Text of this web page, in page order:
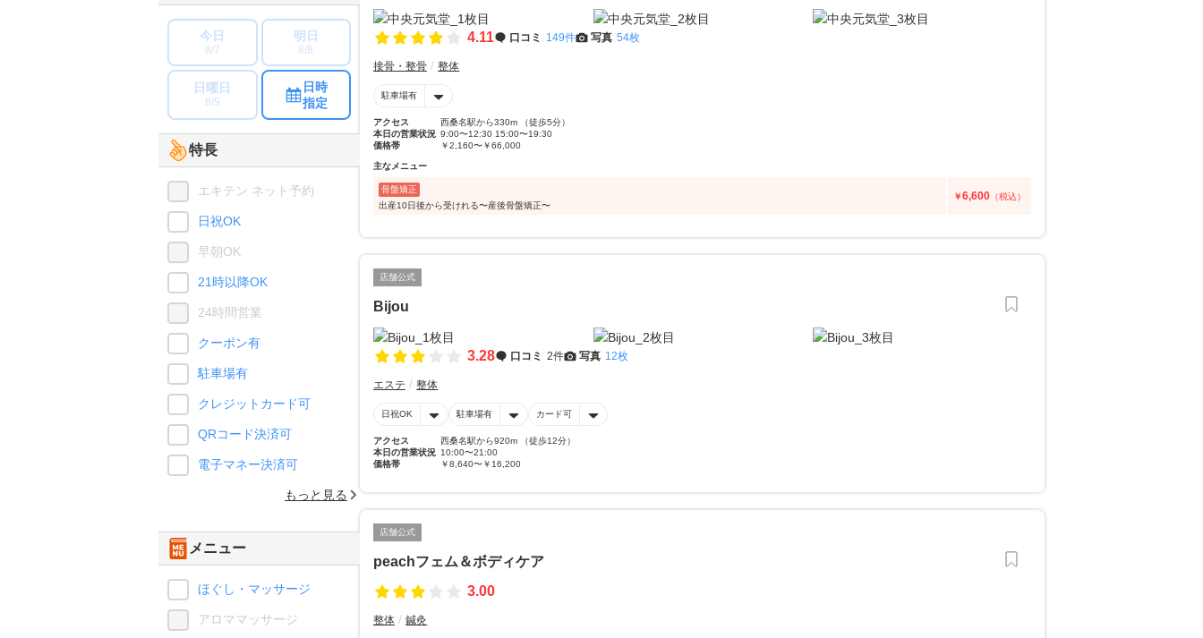
4.11 口コミ 149件 写真 54枚
接骨・整骨 整体
駐車場有
アクセス
西桑名駅から330m （徒歩5分）
本日の営業状況 9:00〜12:30 15:00〜19:30
価格帯
￥2,160〜￥66,000
主なメニュー
骨盤矯正
出産10日後から受けれる〜産後骨盤矯正〜
￥6,600 （税込）
店舗公式
Bijou
3.28 口コミ 2件 写真 12枚
エステ 整体
日祝OK 駐車場有 カード可
アクセス
西桑名駅から920m （徒歩12分）
本日の営業状況 10:00〜21:00
価格帯
￥8,640〜￥16,200
店舗公式
peachフェム＆ボディケア
3.00
整体 鍼灸
今日
8/7
明日
8/8
日曜日
8/9
日時
指定
特長
エキテン ネット予約
日祝OK
早朝OK
21時以降OK
24時間営業
クーポン有
駐車場有
クレジットカード可
QRコード決済可
電子マネー決済可
もっと見る
メニュー
ほぐし・マッサージ
アロママッサージ